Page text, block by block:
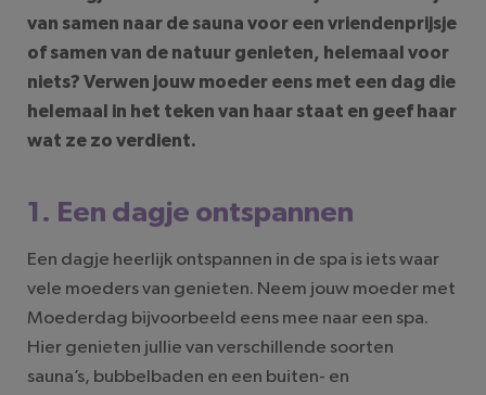
van samen naar de sauna voor een vriendenprijsje
of samen van de natuur genieten, helemaal voor
niets? Verwen jouw moeder eens met een dag die
helemaal in het teken van haar staat en geef haar
wat ze zo verdient.
1. Een dagje ontspannen
Een dagje heerlijk ontspannen in de spa is iets waar
vele moeders van genieten. Neem jouw moeder met
Moederdag bijvoorbeeld eens mee naar een spa.
Hier genieten jullie van verschillende soorten
sauna’s, bubbelbaden en een buiten- en